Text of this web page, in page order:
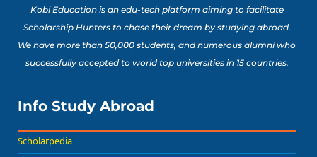
Kobi Education is an edu-tech platform aiming to facilitate
Scholarship Hunters to chase their dream by studying abroad.
We have more than 50,000 students, and numerous alumni who
successfully accepted to world top universities in 15 countries.
Info Study Abroad
Scholarpedia